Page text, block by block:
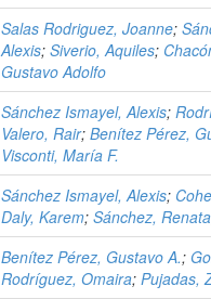
Salas Rodriguez, Joanne;
Alexis; Siverio, Aquiles;
Gustavo Adolfo
Sánchez Ismayel, Alexis;
Valero, Rair; Benítez Pérez,
Visconti, María F.
Sánchez Ismayel, Alexis;
Daly, Karem; Sánchez, Renata
Benítez Pérez, Gustavo A.;
Rodríguez, Omaira; Pujadas,